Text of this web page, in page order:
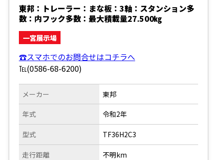
東邦：トレーラー：まな板：3軸：スタンション多
数：内フック多数：最大積載量27.500㎏
一宮展示場
☎スマホでのお問合せはコチラへ
℡(0586-68-6200)
メーカー
年式
型式
走行距離
東邦
令和2年
TF36H2C3
不明km